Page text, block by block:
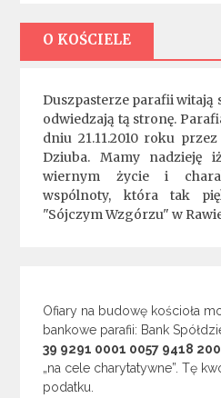
O KOŚCIELE
Duszpasterze parafii witają
odwiedzają tą stronę.
dniu 21.11.2010 roku
Dziuba. Mamy nadzieję
wiernym życie i
wspólnoty, która tak
"Sójczym Wzgórzu" w
Ofiary na budowę kościoła
bankowe parafii: Bank
39 9291 0001 0057 9418
„na cele charytatywne”. Tę
podatku.